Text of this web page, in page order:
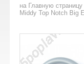
на Главную страницу
Middy Top Notch Big